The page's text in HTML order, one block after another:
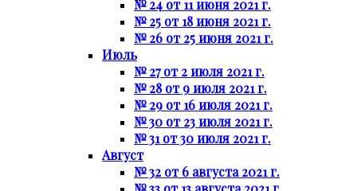
№ 24 от 11 июня 2021 г.
№ 25 от 18 июня 2021 г.
№ 26 от 25 июня 2021 г.
Июль
№ 27 от 2 июля 2021 г.
№ 28 от 9 июля 2021 г.
№ 29 от 16 июля 2021 г.
№ 30 от 23 июля 2021 г.
№ 31 от 30 июля 2021 г.
Август
№ 32 от 6 августа 2021 г.